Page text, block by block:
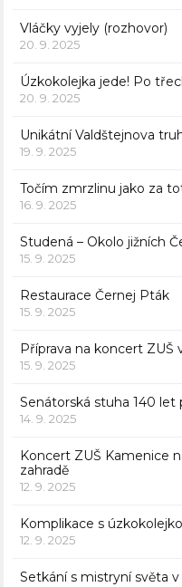
Vláčky vyjely (rozhovor)
20. 9. 2025
Úzkokolejka jede! Po
20. 9. 2025
Unikátní Valdštejnova
19. 9. 2025
Točím zmrzlinu jako za
16. 9. 2025
Studená – Okolo jižních
15. 9. 2025
Restaurace Černej Pták
15. 9. 2025
Příprava na koncert ZUŠ
15. 9. 2025
Senátorská stuha 140 let
14. 9. 2025
Koncert ZUŠ Kamenice
zahradě
12. 9. 2025
Komplikace s
12. 9. 2025
Setkání s mistryní světa v